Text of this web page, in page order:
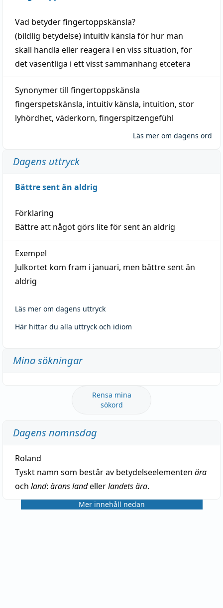
Vad betyderfingertoppskänsla?
(bildlig betydelse) intuitiv känsla för hur man
skall handla eller reagera i en viss situation, för
det väsentliga i ett visstsammanhang etcetera
Synonymer till fingertoppskänsla
fingerspetskänsla, intuitiv känsla, intuition, stor
lyhördhet, väderkorn, fingerspitzengefühl
Läs mer om dagens ord
Dagens uttryck
Bättre sent än aldrig
Förklaring
Bättre att något görs lite för sent än aldrig
Exempel
Julkortet kom fram i januari, men bättre sent än
aldrig
Läs mer om dagens uttryck
Här hittar du alla uttryck och idiom
Mina sökningar
Rensa mina
sökord
Dagens namnsdag
Roland
Tyskt namn som består av betydelseelementen ära
och land: ärans landellerlandets ära.
Mer innehåll nedan